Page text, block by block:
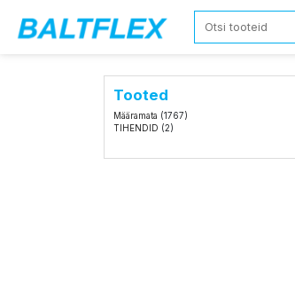
Tooted
Määramata (1767)
TIHENDID (2)